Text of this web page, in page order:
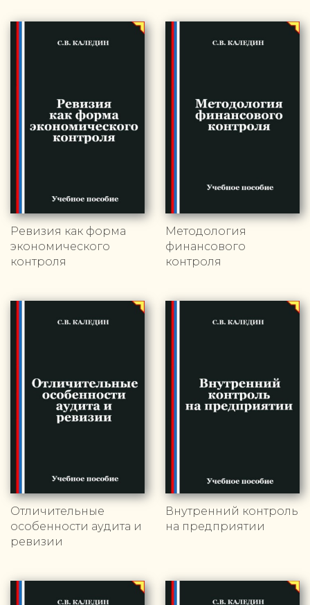
Ревизия как форма
экономического
контроля
Методология
финансового
контроля
Отличительные
особенности аудита и
ревизии
Внутренний контроль
на предприятии